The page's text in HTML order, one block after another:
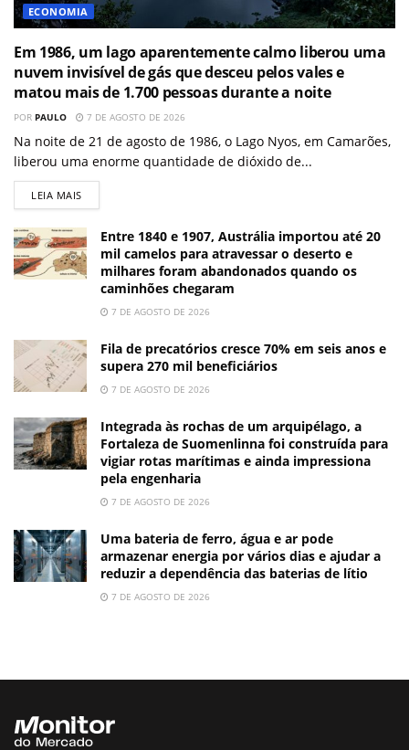
ECONOMIA
Em 1986, um lago aparentemente calmo liberou uma
nuvem invisível de gás que desceu pelos vales e
matou mais de 1.700 pessoas durante a noite
POR PAULO 7 DE AGOSTO DE 2026
Na noite de 21 de agosto de 1986, o Lago Nyos, em Camarões,
liberou uma enorme quantidade de dióxido de...
LEIA MAIS
Entre 1840 e 1907, Austrália importou até 20
mil camelos para atravessar o deserto e
milhares foram abandonados quando os
caminhões chegaram
7 DE AGOSTO DE 2026
Fila de precatórios cresce 70% em seis anos e
supera 270 mil beneficiários
7 DE AGOSTO DE 2026
Integrada às rochas de um arquipélago, a
Fortaleza de Suomenlinna foi construída para
vigiar rotas marítimas e ainda impressiona
pela engenharia
7 DE AGOSTO DE 2026
Uma bateria de ferro, água e ar pode
armazenar energia por vários dias e ajudar a
reduzir a dependência das baterias de lítio
7 DE AGOSTO DE 2026